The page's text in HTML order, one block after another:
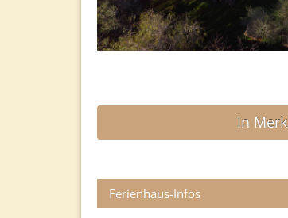
In
Ferienhaus-Infos